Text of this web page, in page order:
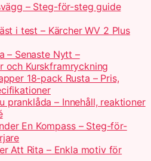
– Steg-för-steg guide
i test – Kärcher WV 2 Plus
– Senaste Nytt –
och Kurskframryckning
18-pack Rusta – Pris,
pranklåda – Innehåll, reaktioner
En Kompass – Steg-för-
Att Rita – Enkla motiv för